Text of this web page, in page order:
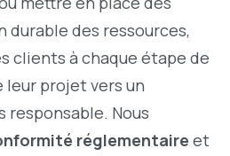
durable des ressources,
clients à chaque étape de
projet vers un
Nous
réglementaire et